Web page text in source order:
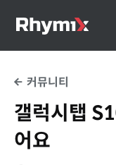
커뮤니티
갤럭시탭
어요